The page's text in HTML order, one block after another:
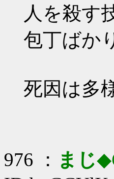
人を殺す
包丁ばか
死因は多
976 ： まじ